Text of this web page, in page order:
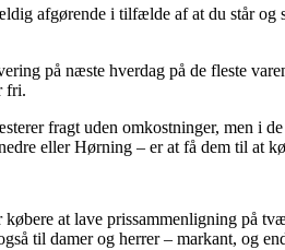
afgørende i tilfælde af at du står og
på næste hverdag på de fleste
fri.
fragt uden omkostninger, men i
eller Hørning – er at få dem til at
at lave prissammenligning på
til damer og herrer – markant, og